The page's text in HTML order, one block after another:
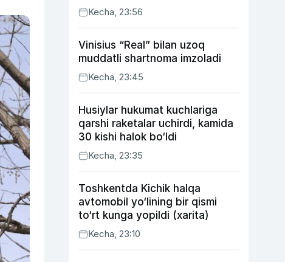
soliq toʻlagani ochiqlandi
Kecha, 23:56
Vinisius “Real” bilan uzoq
muddatli shartnoma imzoladi
Kecha, 23:45
Husiylar hukumat kuchlariga
qarshi raketalar uchirdi, kamida
30 kishi halok bo‘ldi
Kecha, 23:35
Toshkentda Kichik halqa
avtomobil yo‘lining bir qismi
to‘rt kunga yopildi (xarita)
Kecha, 23:10